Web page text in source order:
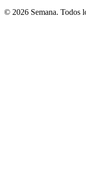
© 2026 Semana. Todos